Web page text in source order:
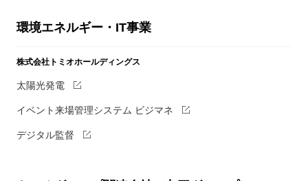
環境エネルギー・IT事業
株式会社トミオホールディングス
太陽光発電
イベント来場管理システム ビジマネ
デジタル監督